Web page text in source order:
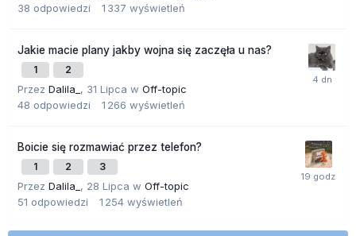
38 odpowiedzi 1 337 wyświetleń
Jakie macie plany jakby wojna się zaczęła u nas?
1 2
Przez Dalila_ , 31 Lipca w Off-topic
48 odpowiedzi 1 266 wyświetleń
Boicie się rozmawiać przez telefon?
1 2 3
Przez Dalila_ , 28 Lipca w Off-topic
51 odpowiedzi 1 254 wyświetleń